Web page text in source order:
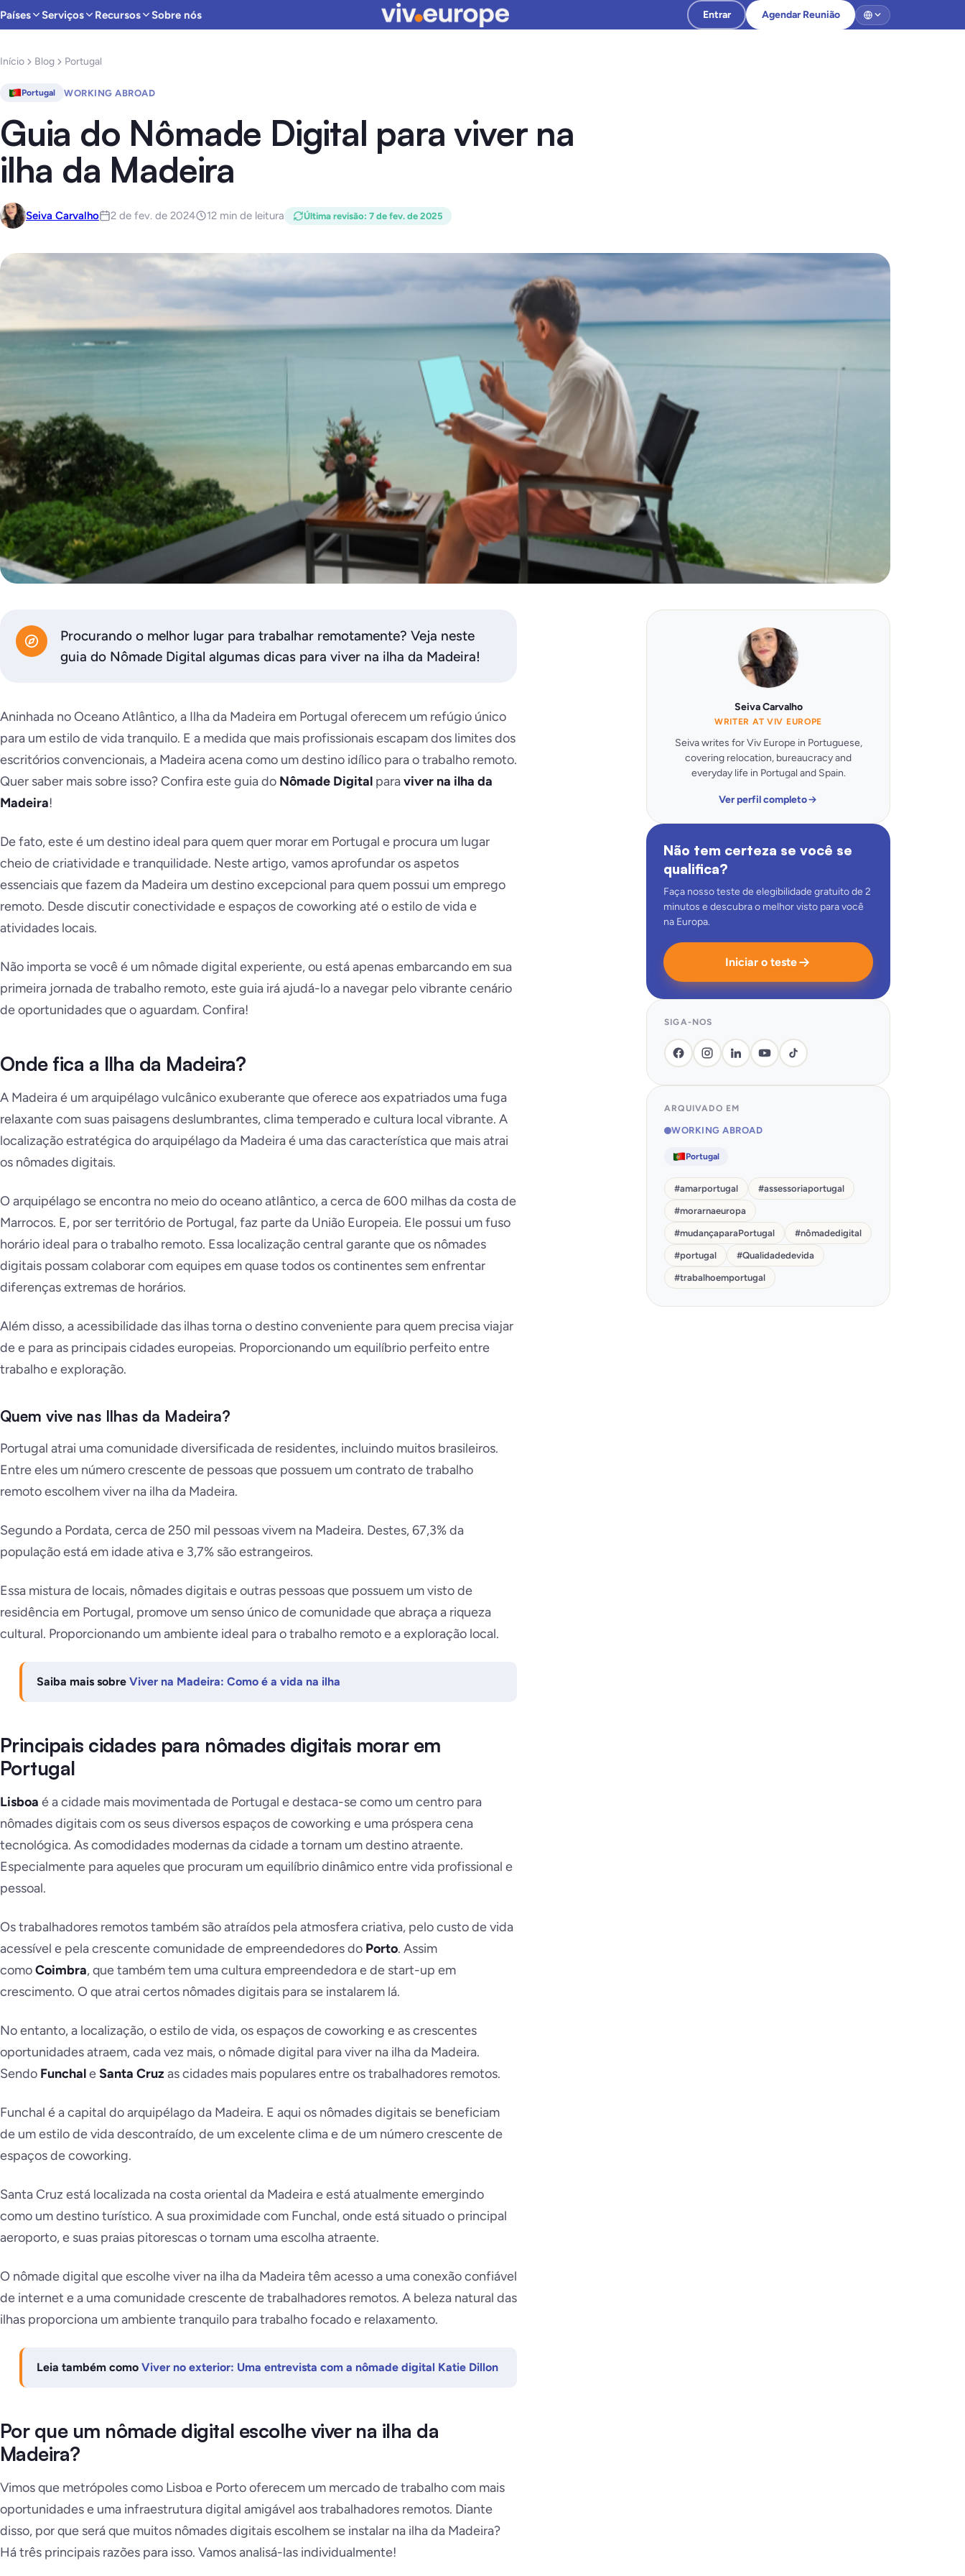
Países Serviços Recursos Sobre nós Entrar Agendar Reunião
Início Blog Portugal
Portugal WORKING ABROAD
Guia do Nômade Digital para viver na
ilha da Madeira
Seiva Carvalho 2 de fev. de 2024 12 min de leitura Última revisão: 7 de fev. de 2025
Procurando o melhor lugar para trabalhar remotamente? Veja neste
guia do Nômade Digital algumas dicas para viver na ilha da Madeira!
Aninhada no Oceano Atlântico, a Ilha da Madeira em Portugal oferecem um refúgio único
para um estilo de vida tranquilo. E a medida que mais profissionais escapam dos limites dos
escritórios convencionais, a Madeira acena como um destino idílico para o trabalho remoto.
Quer saber mais sobre isso? Confira este guia do Nômade Digital paraviver na ilha da
Madeira!
De fato, este é um destino ideal para quem quer morar em Portugal e procura um lugar
cheio de criatividade e tranquilidade. Neste artigo, vamos aprofundar os aspetos
essenciais que fazem da Madeira um destino excepcional para quem possui um emprego
remoto. Desde discutir conectividade e espaços de coworking até o estilo de vida e
atividades locais.
Não importa se você é um nômade digital experiente, ou está apenas embarcando em sua
primeira jornada de trabalho remoto, este guia irá ajudá-lo a navegar pelo vibrante cenário
de oportunidades que o aguardam. Confira!
Onde fica a Ilha da Madeira?
A Madeira é um arquipélago vulcânico exuberante que oferece aos expatriados uma fuga
relaxante com suas paisagens deslumbrantes, clima temperado e cultura local vibrante. A
localização estratégica do arquipélago da Madeira é uma das característica que mais atrai
os nômades digitais.
O arquipélago se encontra no meio do oceano atlântico, a cerca de 600 milhas da costa de
Marrocos. E, por ser território de Portugal, faz parte da União Europeia. Ele possui um fuso
horário ideal para o trabalho remoto. Essa localização central garante que os nômades
digitais possam colaborar com equipes em quase todos os continentes sem enfrentar
diferenças extremas de horários.
Além disso, a acessibilidade das ilhas torna o destino conveniente para quem precisa viajar
de e para as principais cidades europeias. Proporcionando um equilíbrio perfeito entre
trabalho e exploração.
Quem vive nas Ilhas da Madeira?
Portugal atrai uma comunidade diversificada de residentes, incluindo muitos brasileiros.
Entre eles um número crescente de pessoas que possuem um contrato de trabalho
remoto escolhem viver na ilha da Madeira.
Segundo a Pordata, cerca de 250 mil pessoas vivem na Madeira. Destes, 67,3% da
população está em idade ativa e 3,7% são estrangeiros.
Essa mistura de locais, nômades digitais e outras pessoas que possuem um visto de
residência em Portugal, promove um senso único de comunidade que abraça a riqueza
cultural. Proporcionando um ambiente ideal para o trabalho remoto e a exploração local.
Saiba mais sobre Viver na Madeira: Como é a vida na ilha
Principais cidades para nômades digitais morar em
Portugal
Lisboa é a cidade mais movimentada de Portugal e destaca-se como um centro para
nômades digitais com os seus diversos espaços de coworking e uma próspera cena
tecnológica. As comodidades modernas da cidade a tornam um destino atraente.
Especialmente para aqueles que procuram um equilíbrio dinâmico entre vida profissional e
pessoal.
Os trabalhadores remotos também são atraídos pela atmosfera criativa, pelo custo de vida
acessível e pela crescente comunidade de empreendedores do Porto. Assim
comoCoimbra, que também tem uma cultura empreendedora e de start-up em
crescimento. O que atrai certos nômades digitais para se instalarem lá.
No entanto, a localização, o estilo de vida, os espaços de coworking e as crescentes
oportunidades atraem, cada vez mais, o nômade digital para viver na ilha da Madeira.
Sendo FunchaleSanta Cruz as cidades mais populares entre os trabalhadores remotos.
Funchal é a capital do arquipélago da Madeira. E aqui os nômades digitais se beneficiam
de um estilo de vida descontraído, de um excelente clima e de um número crescente de
espaços de coworking.
Santa Cruz está localizada na costa oriental da Madeira e está atualmente emergindo
como um destino turístico. A sua proximidade com Funchal, onde está situado o principal
aeroporto, e suas praias pitorescas o tornam uma escolha atraente.
O nômade digital que escolhe viver na ilha da Madeira têm acesso a uma conexão confiável
de internet e a uma comunidade crescente de trabalhadores remotos. A beleza natural das
ilhas proporciona um ambiente tranquilo para trabalho focado e relaxamento.
Leia também como Viver no exterior: Uma entrevista com a nômade digital Katie Dillon
Por que um nômade digital escolhe viver na ilha da
Madeira?
Vimos que metrópoles como Lisboa e Porto oferecem um mercado de trabalho com mais
oportunidades e uma infraestrutura digital amigável aos trabalhadores remotos. Diante
disso, por que será que muitos nômades digitais escolhem se instalar na ilha da Madeira?
Há três principais razões para isso. Vamos analisá-las individualmente!
Seiva Carvalho
WRITER AT VIV EUROPE
Seiva writes for Viv Europe in Portuguese,
covering relocation, bureaucracy and
everyday life in Portugal and Spain.
Ver perfil completo
Não tem certeza se você se
qualifica?
Faça nosso teste de elegibilidade gratuito de 2
minutos e descubra o melhor visto para você
na Europa.
Iniciar o teste
SIGA-NOS
ARQUIVADO EM
WORKING ABROAD
Portugal
#amarportugal #assessoriaportugal
#morarnaeuropa
#mudançaparaPortugal #nômadedigital
#portugal #Qualidadedevida
#trabalhoemportugal